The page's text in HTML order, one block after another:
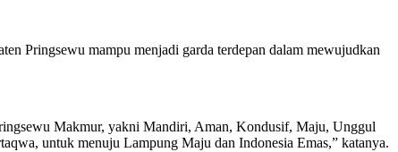
Pringsewu mampu menjadi garda terdepan dalam mewujudkan
Makmur, yakni Mandiri, Aman, Kondusif, Maju, Unggul
untuk menuju Lampung Maju dan Indonesia Emas,” katanya.